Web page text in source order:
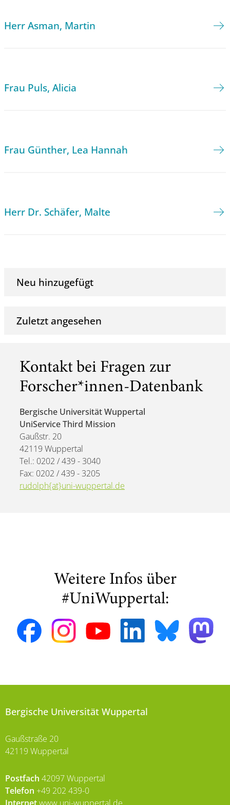
Herr Asman, Martin
Frau Puls, Alicia
Frau Günther, Lea Hannah
Herr Dr. Schäfer, Malte
Neu hinzugefügt
Zuletzt angesehen
Kontakt bei Fragen zur
Forscher*innen-Datenbank
Bergische Universität Wuppertal
UniService Third Mission
Gaußstr. 20
42119 Wuppertal
Tel.: 0202 / 439 - 3040
Fax: 0202 / 439 - 3205
rudolph{at}uni-wuppertal.de
Weitere Infos über
#UniWuppertal:
Bergische Universität Wuppertal
Gaußstraße 20
42119 Wuppertal
Postfach 42097 Wuppertal
Telefon +49 202 439-0